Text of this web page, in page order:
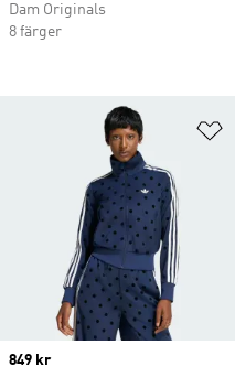
Price
849 kr
Dam Originals
8 färger